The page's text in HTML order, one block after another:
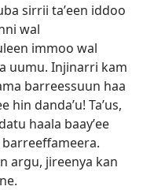
sirrii taʼeen iddoo
wal
immoo wal
uumu. Injinarri kam
barreessuun haa
dandaʼu! Taʼus,
haala baayʼee
argu, jireenya kan